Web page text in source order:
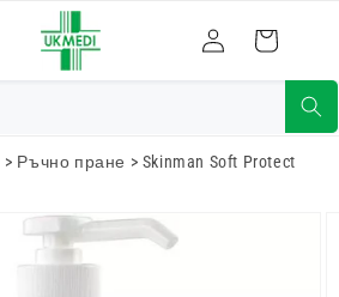
Влизам Количка
> Ръчно пране > Skinman Soft Protect